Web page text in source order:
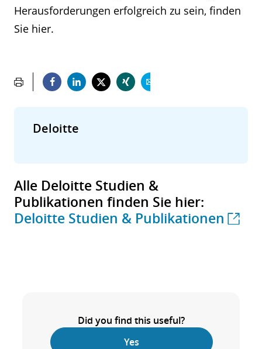
Herausforderungen erfolgreich zu sein, finden
Sie hier.
Deloitte
Alle Deloitte Studien &
Publikationen finden Sie hier:
Deloitte Studien & Publikationen
Did you find this useful?
Yes